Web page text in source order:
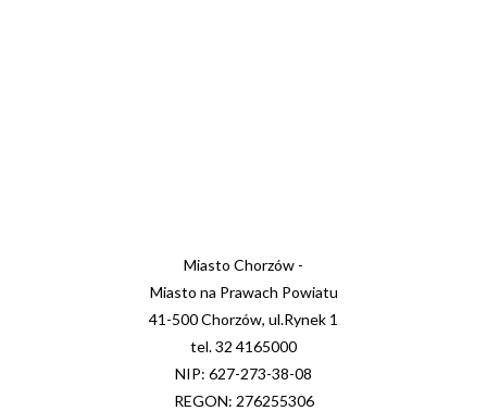
Miasto Chorzów -
Miasto na Prawach Powiatu
41-500 Chorzów, ul.Rynek 1
tel. 32 4165000
NIP: 627-273-38-08
REGON: 276255306